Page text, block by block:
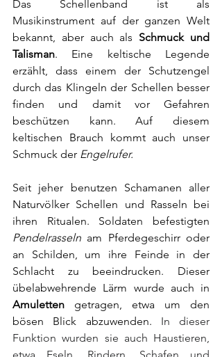
Das Schellenband ist als
Musikinstrument auf der ganzen Welt
bekannt, aber auch als Schmuck und
Talisman. Eine keltische Legende
erzählt, dass einem der Schutzengel
durch das Klingeln der Schellen besser
finden und damit vor Gefahren
beschützen kann. Auf diesem
keltischen Brauch kommt auch unser
Schmuck der Engelrufer.
Seit jeher benutzen Schamanen aller
Naturvölker Schellen und Rasseln bei
Pendelrasseln am Pferdegeschirr oder
an Schilden, um ihre Feinde in der
Schlacht zu beeindrucken. Dieser
Amuletten getragen, etwa um den
bösen Blick abzuwenden. In dieser
Funktion wurden sie auch Haustieren,